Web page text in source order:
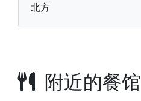
北方
附近的餐馆